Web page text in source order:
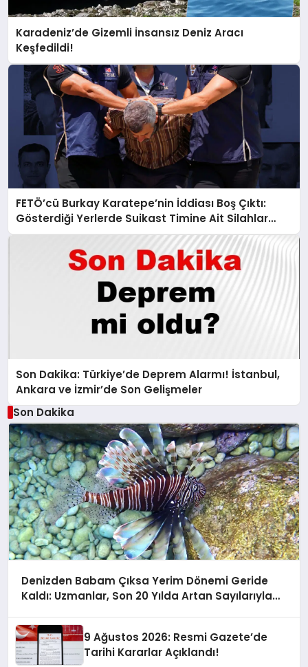
Karadeniz’de Gizemli İnsansız Deniz Aracı
Keşfedildi!
FETÖ’cü Burkay Karatepe’nin İddiası Boş Çıktı:
Gösterdiği Yerlerde Suikast Timine Ait Silahlar
Bulunamadı!
Son Dakika: Türkiye’de Deprem Alarmı! İstanbul,
Ankara ve İzmir’de Son Gelişmeler
Son Dakika
Denizden Babam Çıksa Yerim Dönemi Geride
Kaldı: Uzmanlar, Son 20 Yılda Artan Sayılarıyla
9 Ağustos 2026: Resmi Gazete’de
Tarihi Kararlar Açıklandı!